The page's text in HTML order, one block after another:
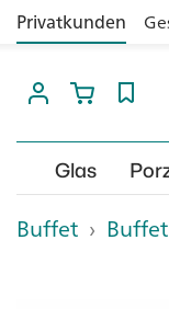
Privatkunden
Glas
Buffet ›